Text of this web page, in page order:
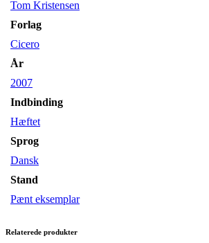
Tom Kristensen
Forlag
Cicero
År
2007
Indbinding
Hæftet
Sprog
Dansk
Stand
Pænt eksemplar
Relaterede produkter